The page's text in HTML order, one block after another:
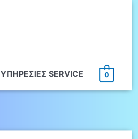
ΥΠHΡΕΣΙΕΣ SERVICE 0